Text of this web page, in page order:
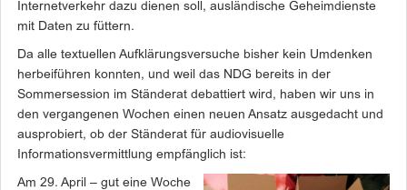
Internetverkehr dazu dienen soll, ausländische Geheimdienste
mit Daten zu füttern.
Da alle textuellen Aufklärungsversuche bisher kein Umdenken
herbeiführen konnten, und weil das NDG bereits in der
Sommersession im Ständerat debattiert wird, haben wir uns in
den vergangenen Wochen einen neuen Ansatz ausgedacht und
ausprobiert, ob der Ständerat für audiovisuelle
Informationsvermittlung empfänglich ist:
Am 29. April – gut eine Woche